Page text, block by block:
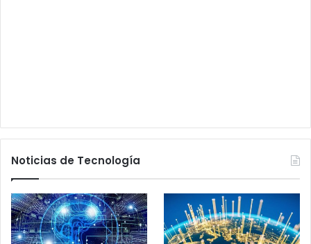
Noticias de Tecnología